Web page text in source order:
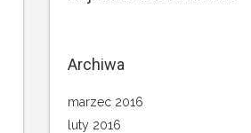
Archiwa
marzec 2016
luty 2016